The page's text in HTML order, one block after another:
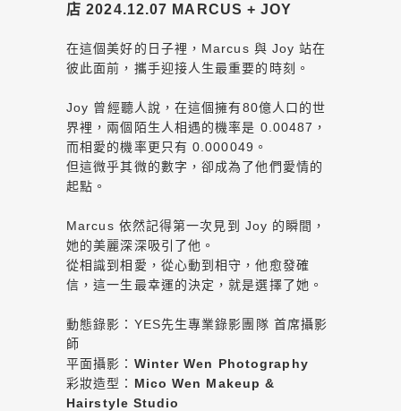
店 2024.12.07 MARCUS + JOY
在這個美好的日子裡，Marcus 與 Joy 站在
彼此面前，攜手迎接人生最重要的時刻。
Joy 曾經聽人說，在這個擁有80億人口的世
界裡，兩個陌生人相遇的機率是 0.00487，
而相愛的機率更只有 0.000049。
但這微乎其微的數字，卻成為了他們愛情的
起點。
Marcus 依然記得第一次見到 Joy 的瞬間，
她的美麗深深吸引了他。
從相識到相愛，從心動到相守，他愈發確
信，這一生最幸運的決定，就是選擇了她。
動態錄影：YES先生專業錄影團隊 首席攝影
師
平面攝影： Winter Wen Photography
彩妝造型： Mico Wen Makeup &
Hairstyle Studio